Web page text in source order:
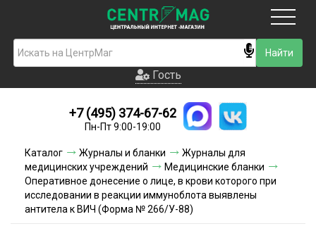
Гость
Новинки
Условия доставки
Условия оплаты
Контакты
Гость
+7 (495) 374-67-62
Пн-Пт 9:00-19:00
Каталог Журналы и бланки
Журналы для
медицинских учреждений
Медицинские бланки
Оперативное донесение о лице, в крови которого при
исследовании в реакции иммуноблота выявлены
антитела к ВИЧ (Форма № 266/У-88)